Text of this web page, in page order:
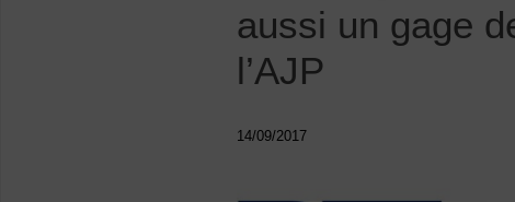
aussi un gage
l’AJP
14/09/2017